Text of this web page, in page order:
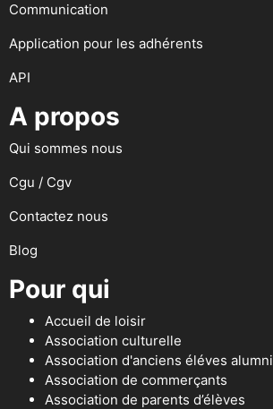
Communication
Application pour les adhérents
API
A propos
Qui sommes nous
Cgu / Cgv
Contactez nous
Blog
Pour qui
Accueil de loisir
Association culturelle
Association d'anciens éléves alumni
Association de commerçants
Association de parents d’élèves